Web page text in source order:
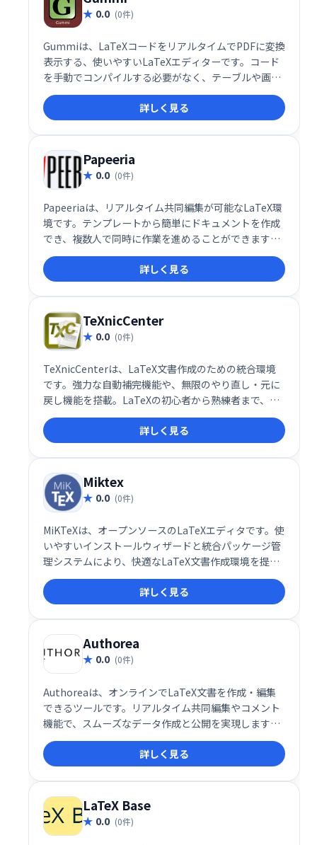
0.0 (0件)
Gummiは、LaTeXコードをリアルタイムでPDFに変換
表示する、使いやすいLaTeXエディターです。コード
を手動でコンパイルする必要がなく、テーブルや画像
の挿入も簡単に行えます。LaTeX文書作成を効率化し
たい方におすすめです。詳しく見る
Papeeria
0.0 (0件)
Papeeriaは、リアルタイム共同編集が可能なLaTeX環
境です。テンプレートから簡単にドキュメントを作成
でき、複数人で同時に作業を進めることができます。
LaTeXの専門知識がなくても、効率的な文書作成を支
援します。
詳しく見る
TeXnicCenter
0.0 (0件)
TeXnicCenterは、LaTeX文書作成のための統合環境
です。強力な自動補完機能や、無限のやり直し・元に
戻し機能を搭載。LaTeXの初心者から熟練者まで、効
率的な文書作成をサポートします。
詳しく見る
Miktex
0.0 (0件)
MiKTeXは、オープンソースのLaTeXエディタです。使
いやすいインストールウィザードと統合パッケージ管
理システムにより、快適なLaTeX文書作成環境を提供
します。数多くのパッケージを簡単に管理でき、様々
な種類の文書作成に対応可能です。無料でご利用いた
だけます。
詳しく見る
Authorea
0.0 (0件)
Authoreaは、オンラインでLaTeX文書を作成・編集
できるツールです。リアルタイム共同編集やコメント
機能で、スムーズなデータ作成と公開を実現します。
複雑な数式や図表も簡単に扱え、共同研究や論文執筆
に最適です。
詳しく見る
LaTeX Base
0.0 (0件)